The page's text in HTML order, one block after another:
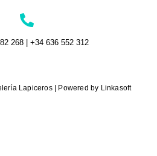
268 | +34 636 552 312
Lapiceros | Powered by Linkasoft